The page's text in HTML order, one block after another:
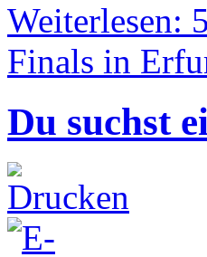
Weiterlesen:
Finals in
Du suchst